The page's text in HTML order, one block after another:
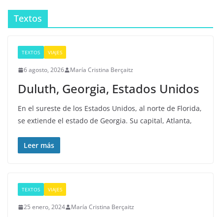
Textos
TEXTOS VIAJES
6 agosto, 2026 María Cristina Berçaitz
Duluth, Georgia, Estados Unidos
En el sureste de los Estados Unidos, al norte de Florida,
se extiende el estado de Georgia. Su capital, Atlanta,
Leer más
TEXTOS VIAJES
25 enero, 2024 María Cristina Berçaitz